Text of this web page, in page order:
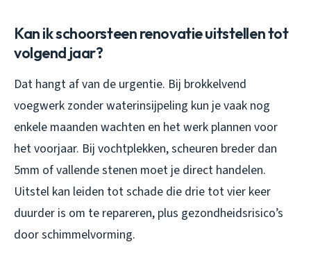
Kan ik schoorsteen renovatie uitstellen tot
volgend jaar?
Dat hangt af van de urgentie. Bij brokkelvend
voegwerk zonder waterinsijpeling kun je vaak nog
enkele maanden wachten en het werk plannen voor
het voorjaar. Bij vochtplekken, scheuren breder dan
5mm of vallende stenen moet je direct handelen.
Uitstel kan leiden tot schade die drie tot vier keer
duurder is om te repareren, plus gezondheidsrisico’s
door schimmelvorming.